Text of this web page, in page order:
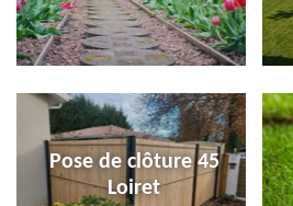
Pose de clôture 45
Loiret